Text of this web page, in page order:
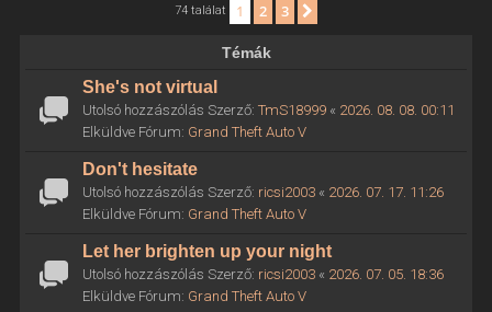
74 találat 1 2 3
Témák
She's not virtual
Utolsó hozzászólás Szerző: TmS18999« 2026. 08. 08. 00:11
Elküldve Fórum: Grand Theft Auto V
Don't hesitate
Utolsó hozzászólás Szerző: ricsi2003« 2026. 07. 17. 11:26
Elküldve Fórum: Grand Theft Auto V
Let her brighten up your night
Utolsó hozzászólás Szerző: ricsi2003« 2026. 07. 05. 18:36
Elküldve Fórum: Grand Theft Auto V